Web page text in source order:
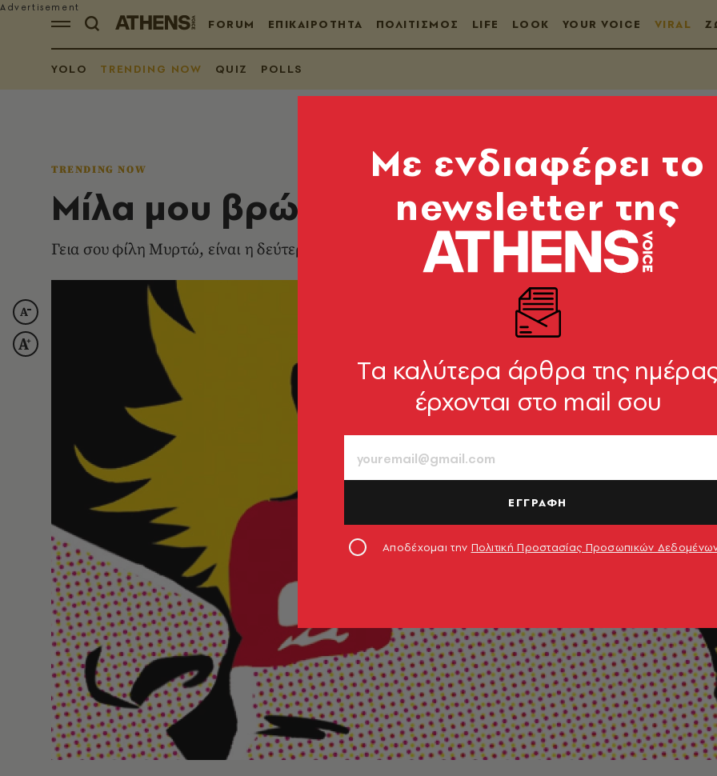
FORUM ΕΠΙΚΑΙΡΟΤΗΤΑ ΠΟΛΙΤΙΣΜΟΣ LIFE LOOK YOUR VOICE VIRAL
YOLO TRENDING NOW QUIZ POLLS
TRENDING NOW
Μίλα μου βρώμικα 25
Γεια σου φίλη Mυρτώ, είναι η δεύτερη φορά που σου γράφω
Mε ενδιαφέρει το
newsletter της
Tα καλύτερα άρθρα της
έρχονται στο mail σου
ΕΓΓΡΑΦΗ
Αποδέχομαι την Πολιτική Προστασίας Προσωπικών